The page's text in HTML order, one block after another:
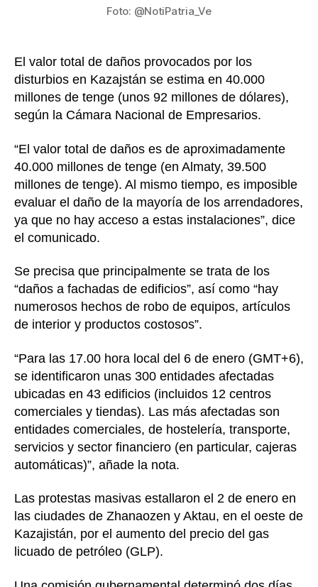
Foto: @NotiPatria_Ve
El valor total de daños provocados por los
disturbios en Kazajstán se estima en 40.000
millones de tenge (unos 92 millones de dólares),
según la Cámara Nacional de Empresarios.
“El valor total de daños es de aproximadamente
40.000 millones de tenge (en Almaty, 39.500
millones de tenge). Al mismo tiempo, es imposible
evaluar el daño de la mayoría de los arrendadores,
ya que no hay acceso a estas instalaciones”, dice
el comunicado.
Se precisa que principalmente se trata de los
“daños a fachadas de edificios”, así como “hay
numerosos hechos de robo de equipos, artículos
de interior y productos costosos”.
“Para las 17.00 hora local del 6 de enero (GMT+6),
se identificaron unas 300 entidades afectadas
ubicadas en 43 edificios (incluidos 12 centros
comerciales y tiendas). Las más afectadas son
entidades comerciales, de hostelería, transporte,
servicios y sector financiero (en particular, cajeras
automáticas)”, añade la nota.
Las protestas masivas estallaron el 2 de enero en
las ciudades de Zhanaozen y Aktau, en el oeste de
Kazajistán, por el aumento del precio del gas
licuado de petróleo (GLP).